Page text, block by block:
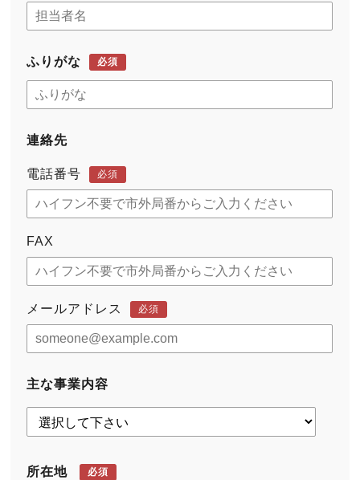
ふりがな 必須
連絡先
電話番号 必須
FAX
メールアドレス 必須
主な事業内容
所在地 必須